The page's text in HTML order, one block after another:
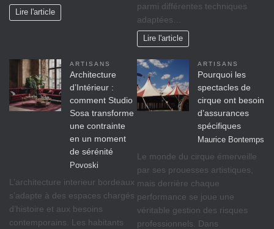
Lire l'article
parmi différentes techniques
adaptées…
Lire l'article
ARTISANS
Architecture
d’Intérieur :
comment Studio
Sosa transforme
une contrainte
en un moment
de sérénité
Povoski
L’architecture interieur bordeaux
s’adapte à des espaces chargés
d’histoire et aux besoins
contemporains. Les habitants
ARTISANS
Pourquoi les
spectacles de
cirque ont besoin
d’assurances
spécifiques
Maurice Bontemps
Le monde du cirque émerveille
par ses prouesses artistiques,
mais derrière chaque
performance se joue une
véritable gestion des risques
professionnels. Dans